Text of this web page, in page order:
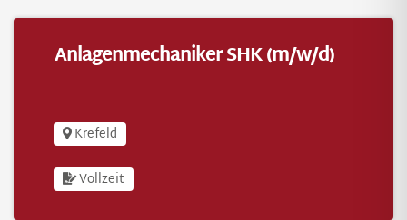
Anlagenmechaniker SHK (m/w/d)
Anlagenmechaniker SHK (m/w/d)
Krefeld
Vollzeit